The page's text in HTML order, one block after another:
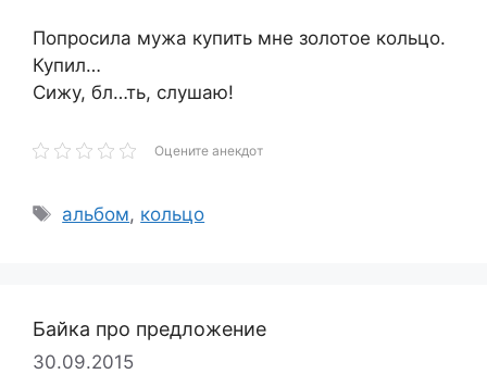
Попросила мужа купить мне золотое кольцо.
Купил…
Сижу, бл…ть, слушаю!
Оцените анекдот
Метки
альбом, кольцо
Байка про предложение
30.09.2015